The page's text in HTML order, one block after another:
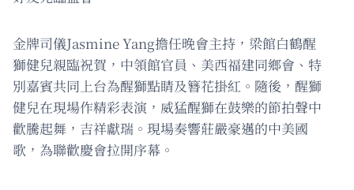
金牌司儀Jasmine Yang擔任晚會主持，梁館白鶴醒
獅健兒親臨祝賀，中領館官員、美西福建同鄉會、特
別嘉賓共同上台為醒獅點睛及簪花掛紅。隨後，醒獅
健兒在現場作精彩表演，威猛醒獅在鼓樂的節拍聲中
歡騰起舞，吉祥獻瑞。現場奏響莊嚴豪邁的中美國
歌，為聯歡慶會拉開序幕。